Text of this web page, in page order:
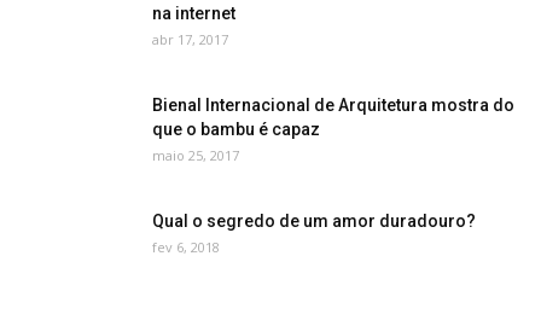
na internet
abr 17, 2017
Bienal Internacional de Arquitetura mostra do
que o bambu é capaz
maio 25, 2017
Qual o segredo de um amor duradouro?
fev 6, 2018